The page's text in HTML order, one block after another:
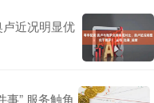
近况明显优
事” 服务触角